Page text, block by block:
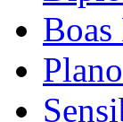
Boas